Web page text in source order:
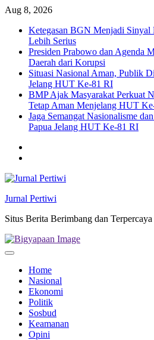
Skip
content
Aug 8, 2026
Ketegasan BGN Menjadi Sinyal
Lebih Serius
Presiden Prabowo dan Agenda
Daerah dari Korupsi
Situasi Nasional Aman, Publik
Jelang HUT Ke-81 RI
BMP Ajak Masyarakat Perkuat
Tetap Aman Menjelang HUT
Jaga Semangat Nasionalisme
Papua Jelang HUT Ke-81 RI
Jurnal Pertiwi
Situs Berita Berimbang dan Terpercaya
Home
Nasional
Ekonomi
Politik
Sosbud
Keamanan
Opini